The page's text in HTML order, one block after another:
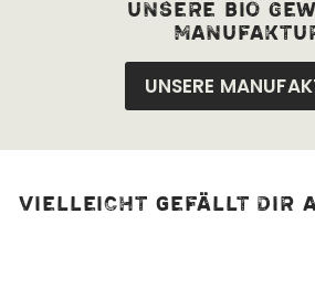
unsere bio
UNSERE
Vielleicht gefällt dir